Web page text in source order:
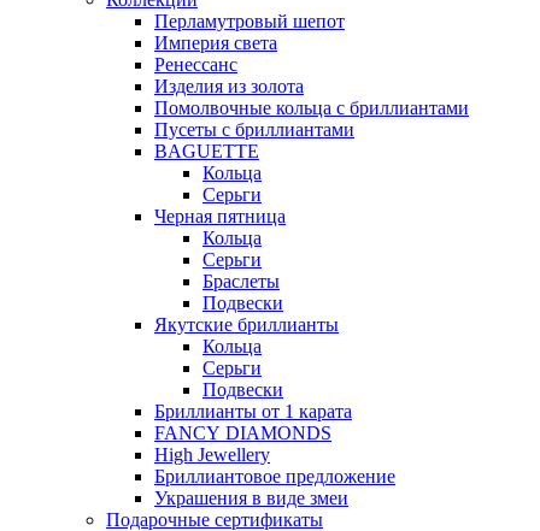
Перламутровый шепот
Империя света
Ренессанс
Изделия из золота
Помолвочные кольца с бриллиантами
Пусеты с бриллиантами
BAGUETTE
Кольца
Серьги
Черная пятница
Кольца
Серьги
Браслеты
Подвески
Якутские бриллианты
Кольца
Серьги
Подвески
Бриллианты от 1 карата
FANCY DIAMONDS
High Jewellery
Бриллиантовое предложение
Украшения в виде змеи
Подарочные сертификаты